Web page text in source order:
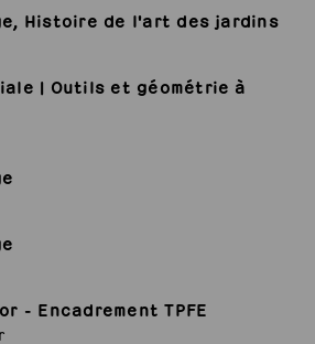
Histoire de l'art des jardins
| Outils et géométrie à
- Encadrement TPFE